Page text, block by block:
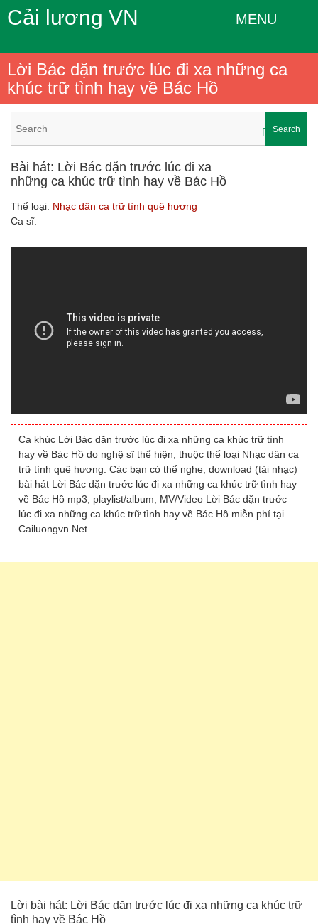
Cải lương VN MENU
Lời Bác dặn trước lúc đi xa những ca
khúc trữ tình hay về Bác Hồ
Search
Bài hát: Lời Bác dặn trước lúc đi xa
những ca khúc trữ tình hay về Bác Hồ
Thể loại: Nhạc dân ca trữ tình quê hương
Ca sĩ:
Ca khúc Lời Bác dặn trước lúc đi xa những ca khúc trữ tình
hay về Bác Hồ do nghệ sĩ thể hiện, thuộc thể loại Nhạc dân ca
trữ tình quê hương. Các bạn có thể nghe, download (tải nhạc)
bài hát Lời Bác dặn trước lúc đi xa những ca khúc trữ tình hay
về Bác Hồ mp3, playlist/album, MV/Video Lời Bác dặn trước
lúc đi xa những ca khúc trữ tình hay về Bác Hồ miễn phí tại
Cailuongvn.Net
Lời bài hát: Lời Bác dặn trước lúc đi xa những ca khúc trữ
tình hay về Bác Hồ